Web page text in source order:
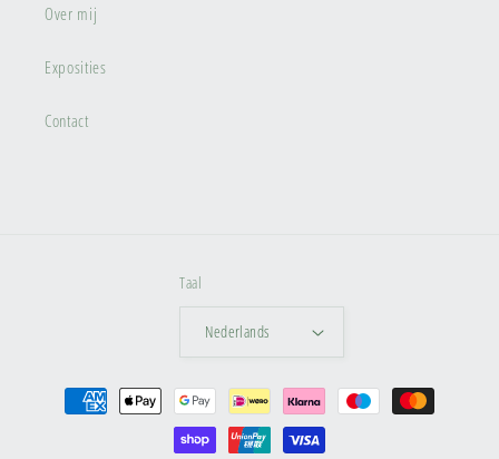
Over mij
Exposities
Contact
Taal
Nederlands
Betaalmethoden